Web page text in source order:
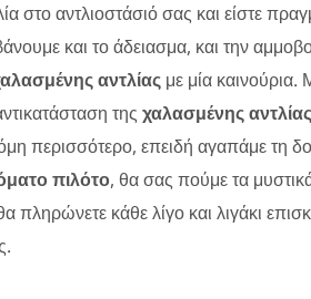
στο αντλιοστάσιό σας και είστε
και το άδειασμα, και την
αντλίας με μία
της χαλασμένης
περισσότερο, επειδή αγαπάμε τη
πιλότο, θα σας πούμε τα
πληρώνετε κάθε λίγο και λιγάκι